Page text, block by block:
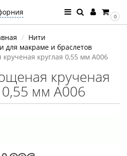
0
Нити
для макраме и браслетов
круглая 0,55 мм A006
крученая
0,55 мм A006